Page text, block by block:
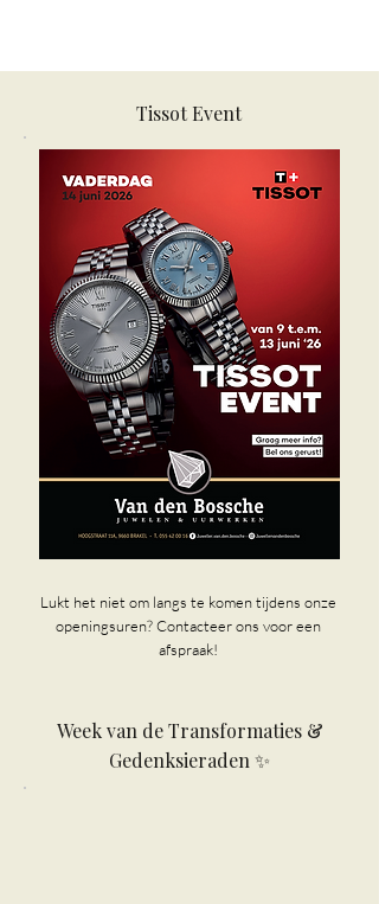
Tissot Event
Lukt het niet om langs te komen tijdens onze
openingsuren? Contacteer ons voor een
afspraak!
Week van de Transformaties &
Gedenksieraden ✨